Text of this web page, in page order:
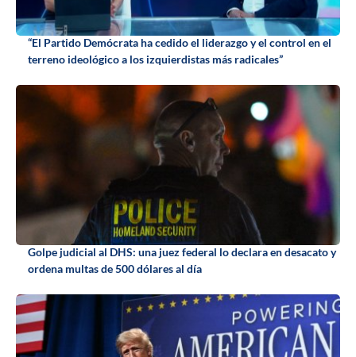
“El Partido Demócrata ha cedido el liderazgo y el control en el
terreno ideológico a los izquierdistas más radicales”
Golpe judicial al DHS: una juez federal lo declara en desacato y
ordena multas de 500 dólares al día